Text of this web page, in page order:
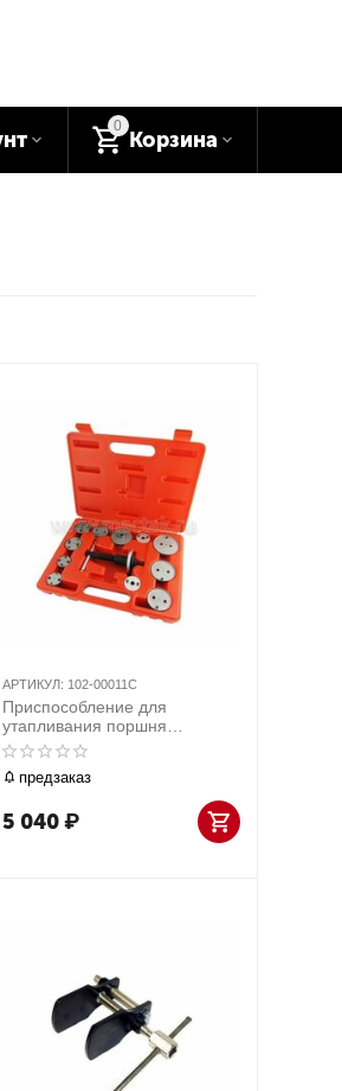
0
Корзина
АРТИКУЛ: 102-00011C
Приспособление для
утапливания поршня
тормозного цилиндра, кейс,
12 предметов МАСТАК 102-
00011C
предзаказ
5 040₽